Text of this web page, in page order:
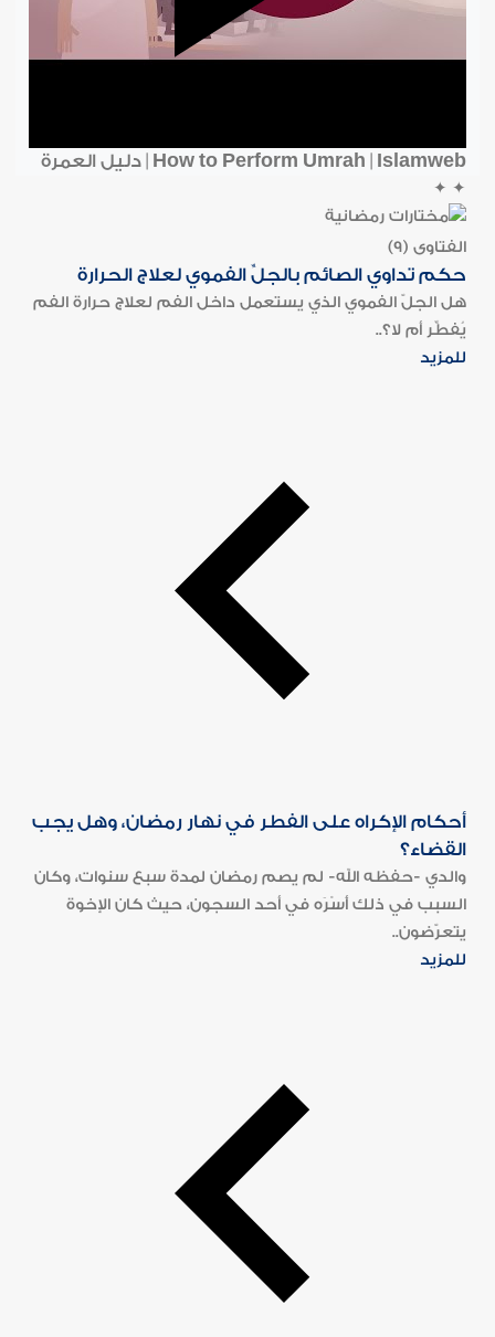
How to Perform Umrah | Islamweb | دليل العمرة
✦
✦
الفتاوى (9)
حكم تداوي الصائم بالجلِّ الفموي لعلاج الحرارة
هل الجلّ الفموي الذي يستعمل داخل الفم لعلاج حرارة الفم
يُفطِّر أم لا؟..
للمزيد
أحكام الإكراه على الفطر في نهار رمضان، وهل يجب
القضاء؟
والدي -حفظه الله- لم يصم رمضان لمدة سبع سنوات، وكان
السبب في ذلك أَسْرَه في أحد السجون، حيث كان الإخوة
يتعرّضون..
للمزيد